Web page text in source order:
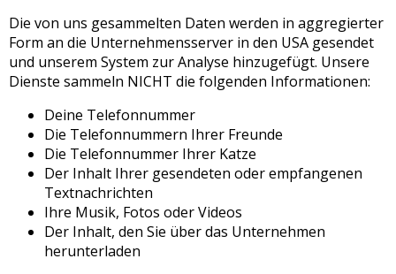
Die von uns gesammelten Daten werden in aggregierter
Form an die Unternehmensserver in den USA gesendet
und unserem System zur Analyse hinzugefügt. Unsere
Dienste sammeln NICHT die folgenden Informationen:
Deine Telefonnummer
Die Telefonnummern Ihrer Freunde
Die Telefonnummer Ihrer Katze
Der Inhalt Ihrer gesendeten oder empfangenen
Textnachrichten
Ihre Musik, Fotos oder Videos
Der Inhalt, den Sie über das Unternehmen
herunterladen